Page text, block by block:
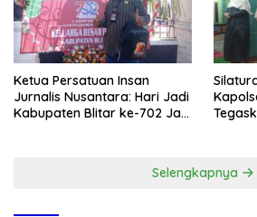
Ketua Persatuan Insan
Jurnalis Nusantara: Hari Jadi
Kabupaten Blitar ke-702 Jadi
Selengkapnya